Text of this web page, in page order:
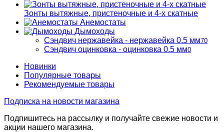
Зонты вытяжные, пристеночные и 4-х скатные
Анемостаты
Дымоходы
Сэндвич нержавейка - нержавейка 0.5 мм70
Сэндвич оцинковка - оцинковка 0.5 мм0
Новинки
Популярные товары
Рекомендуемые товары
Подписка на новости магазина
Подпишитесь на рассылку и получайте свежие новости и
акции нашего магазина.